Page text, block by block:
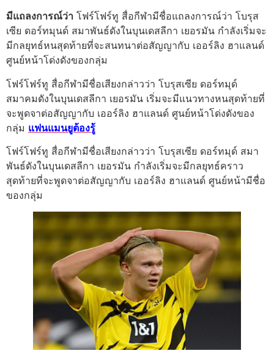
มีแถลงการณ์ว่า โฟร์โฟร์ทู สื่อกีฬามีชื่อแถลงการณ์ว่า โบรุส
เซีย ดอร์ทมุนด์ สมาพันธ์ดังในบุนเดสลีกา เยอรมัน กำลังเริ่มจะ
มีกลยุทธ์หนสุดท้ายที่จะสนทนาต่อสัญญากับ เออร์ลิง ฮาแลนด์
ศูนย์หน้าโด่งดังของกลุ่ม
โฟร์โฟร์ทู สื่อกีฬามีชื่อเสียงกล่าวว่า โบรุสเซีย ดอร์ทมุด์
สมาคมดังในบุนเดสลีกา เยอรมัน เริ่มจะมีแนวทางหนสุดท้ายที่
จะพูดจาต่อสัญญากับ เออร์ลิง ฮาแลนด์ ศูนย์หน้าโด่งดังของ
กลุ่ม แฟนแมนยูต้องรู้
โฟร์โฟร์ทู สื่อกีฬามีชื่อเสียงกล่าวว่า โบรุสเซีย ดอร์ทมุด์ สมา
พันธ์ดังในบุนเดสลีกา เยอรมัน กำลังเริ่มจะมีกลยุทธ์คราว
สุดท้ายที่จะพูดจาต่อสัญญากับ เออร์ลิง ฮาแลนด์ ศูนย์หน้ามีชื่อ
ของกลุ่ม